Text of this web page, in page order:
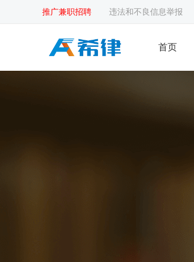
推广兼职招聘 违法和不良信息举报
首页